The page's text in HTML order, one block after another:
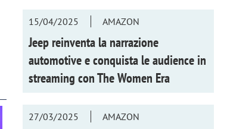
15/04/2025 AMAZON
Jeep reinventa la narrazione
automotive e conquista le audience in
streaming conThe Women Era
27/03/2025
AMAZON